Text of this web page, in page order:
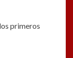
primeros